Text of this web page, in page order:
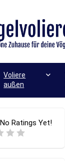
Voliere
außen
No Ratings Yet!